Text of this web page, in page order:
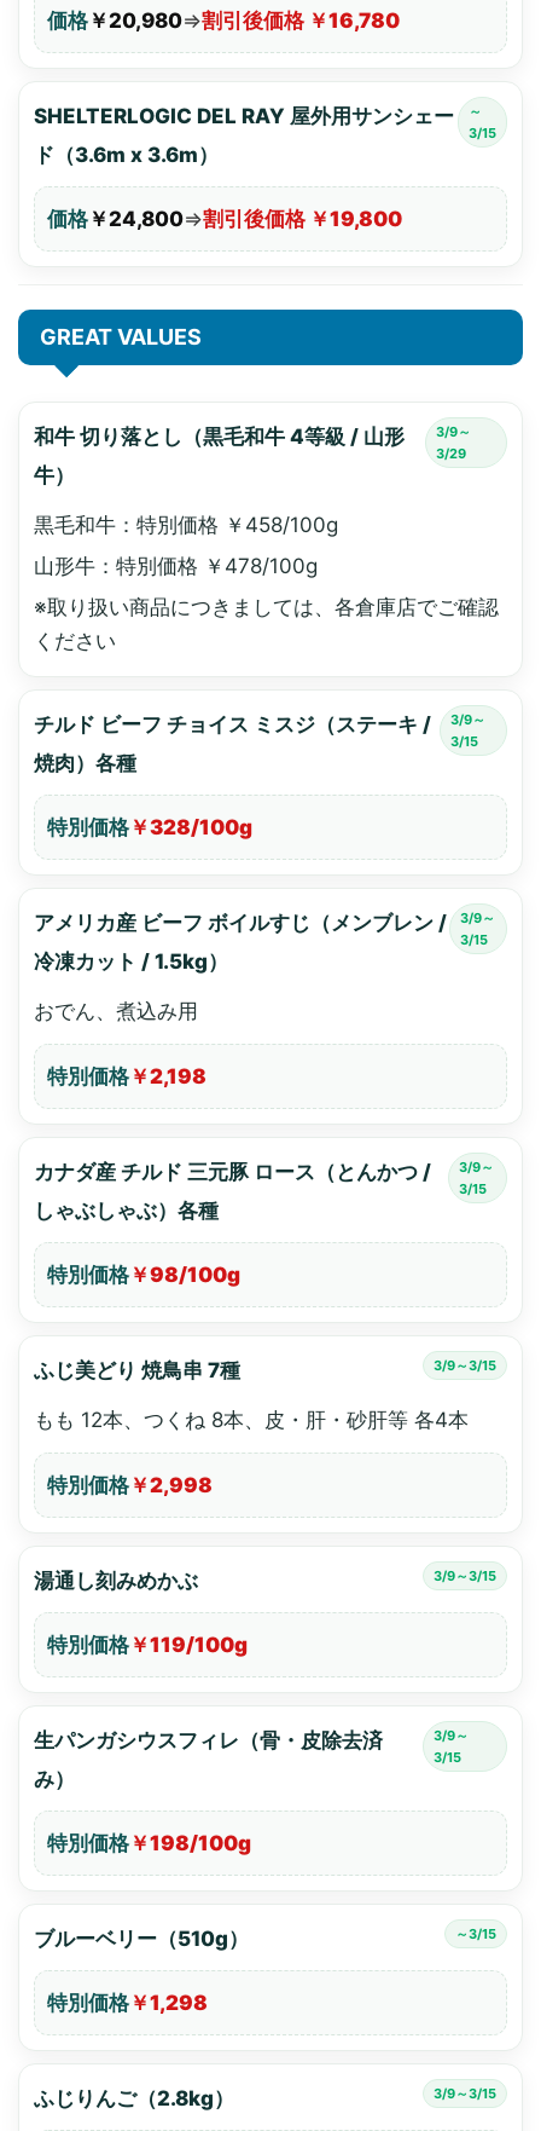
価格 ￥20,980⇒割引後価格 ￥16,780
SHELTERLOGIC DEL RAY 屋外用サンシェー
ド（3.6m x 3.6m）
～
3/15
価格 ￥24,800⇒割引後価格 ￥19,800
GREAT VALUES
和牛 切り落とし（黒毛和牛 4等級 / 山形
牛）
3/9～
3/29
黒毛和牛：特別価格 ￥458/100g
山形牛：特別価格 ￥478/100g
※取り扱い商品につきましては、各倉庫店でご確認
ください
チルド ビーフ チョイス ミスジ（ステーキ /
焼肉）各種
3/9～
3/15
特別価格 ￥328/100g
アメリカ産 ビーフ ボイルすじ（メンブレン /
冷凍カット / 1.5kg）
3/9～
3/15
おでん、煮込み用
特別価格 ￥2,198
カナダ産 チルド 三元豚 ロース（とんかつ /
しゃぶしゃぶ）各種
3/9～
3/15
特別価格 ￥98/100g
ふじ美どり 焼鳥串 7種 3/9～3/15
もも 12本、つくね 8本、皮・肝・砂肝等 各4本
特別価格 ￥2,998
湯通し刻みめかぶ 3/9～3/15
特別価格 ￥119/100g
生パンガシウスフィレ（骨・皮除去済
み）
3/9～
3/15
特別価格 ￥198/100g
ブルーベリー（510g） ～3/15
特別価格 ￥1,298
ふじりんご（2.8kg） 3/9～3/15